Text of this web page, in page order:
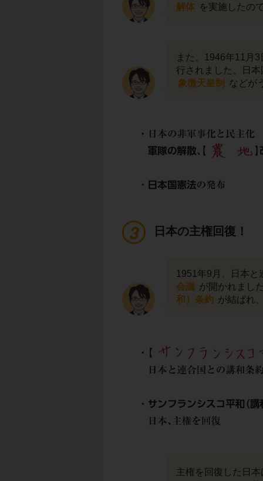
解体 を実施したの
また、1946年11月
行されました。日
象徴天皇制
などが
日本の主権回復！
1951年9月、日本
会議 が開かれまし
和）条約 が結ばれ
主権を回復した日